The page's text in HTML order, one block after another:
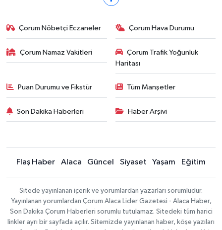
Çorum Nöbetçi Eczaneler Çorum Hava Durumu
Çorum Namaz Vakitleri
Çorum Trafik Yoğunluk
Haritası
Puan Durumu ve Fikstür Tüm Manşetler
Son Dakika Haberleri Haber Arşivi
Flaş Haber Alaca Güncel Siyaset Yaşam Eğitim
Sitede yayınlanan içerik ve yorumlardan yazarları sorumludur.
Yayınlanan yorumlardan Çorum Alaca Lider Gazetesi - Alaca Haber,
Son Dakika Çorum Haberleri sorumlu tutulamaz. Sitedeki tüm harici
linkler ayrı bir sayfada açılır. Sitemizde yayınlanan haber, köşe yazıları